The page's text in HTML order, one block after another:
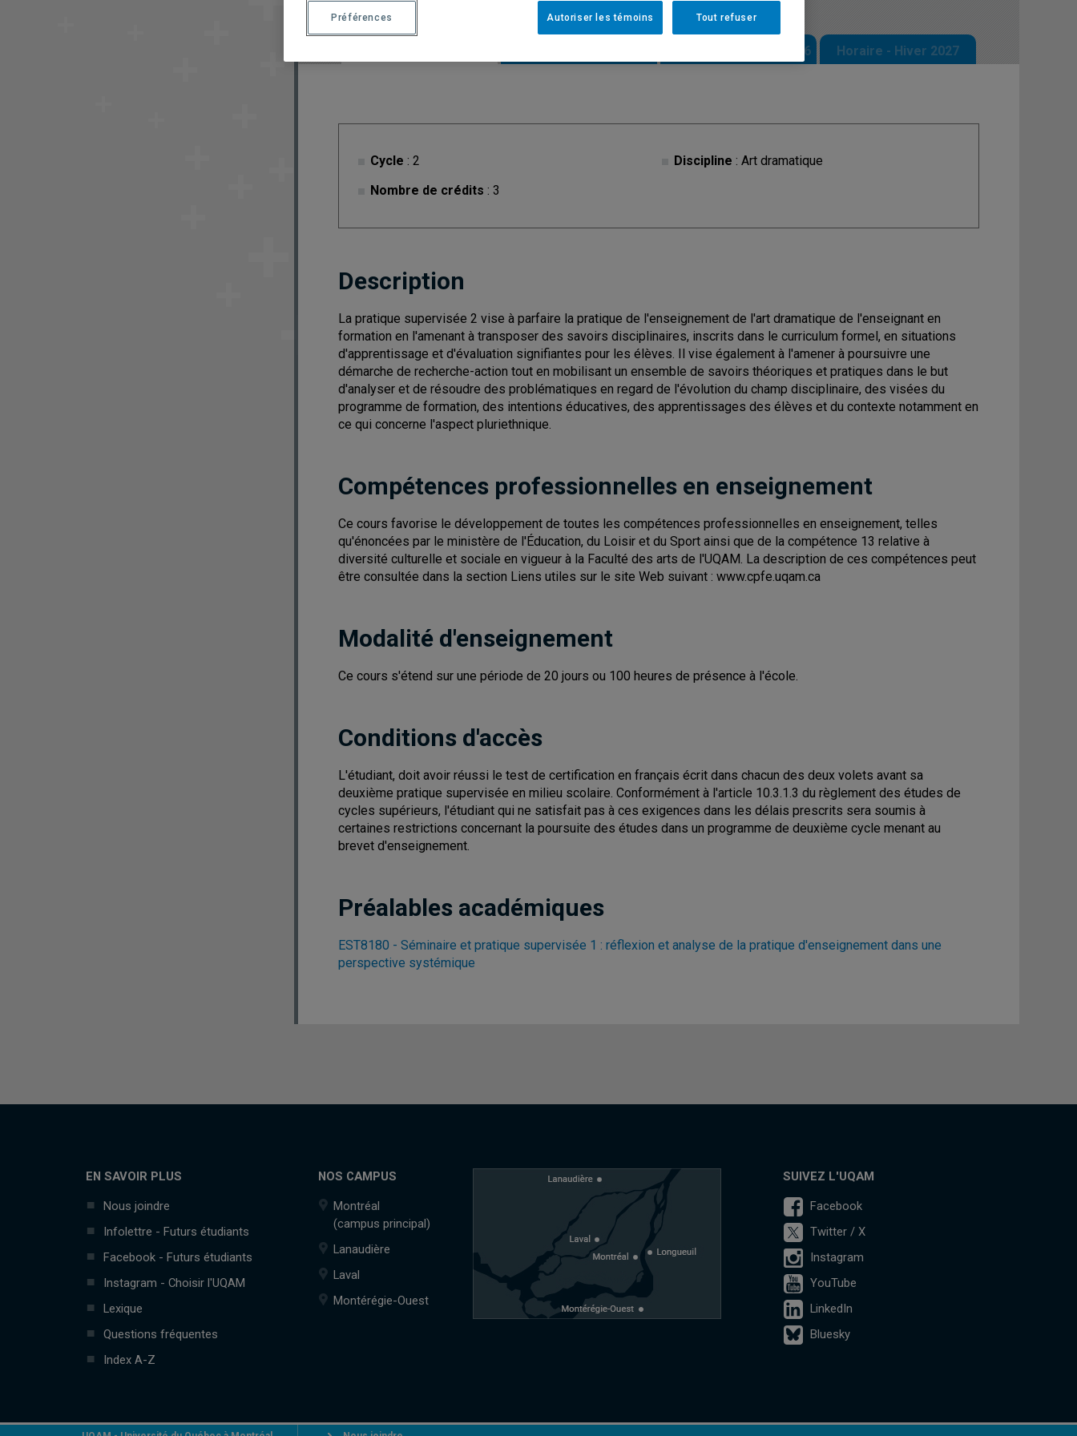
Horaire - Automne 2026 Horaire - Hiver 2027
Cycle : 2
Nombre de crédits : 3
Discipline : Art dramatique
Description
La pratique supervisée 2 vise à parfaire la pratique de l'enseignement de l'art dramatique de l'enseignant en
formation en l'amenant à transposer des savoirs disciplinaires, inscrits dans le curriculum formel, en situations
d'apprentissage et d'évaluation signifiantes pour les élèves. Il vise également à l'amener à poursuivre une
démarche de recherche-action tout en mobilisant un ensemble de savoirs théoriques et pratiques dans le but
d'analyser et de résoudre des problématiques en regard de l'évolution du champ disciplinaire, des visées du
programme de formation, des intentions éducatives, des apprentissages des élèves et du contexte notamment en
ce qui concerne l'aspect pluriethnique.
Compétences professionnelles en enseignement
Ce cours favorise le développement de toutes les compétences professionnelles en enseignement, telles
qu'énoncées par le ministère de l'Éducation, du Loisir et du Sport ainsi que de la compétence 13 relative à
diversité culturelle et sociale en vigueur à la Faculté des arts de l'UQAM. La description de ces compétences peut
être consultée dans la section Liens utiles sur le site Web suivant : www.cpfe.uqam.ca
Modalité d'enseignement
Ce cours s'étend sur une période de 20 jours ou 100 heures de présence à l'école.
Conditions d'accès
L'étudiant, doit avoir réussi le test de certification en français écrit dans chacun des deux volets avant sa
deuxième pratique supervisée en milieu scolaire. Conformément à l'article 10.3.1.3 du règlement des études de
cycles supérieurs, l'étudiant qui ne satisfait pas à ces exigences dans les délais prescrits sera soumis à
certaines restrictions concernant la poursuite des études dans un programme de deuxième cycle menant au
brevet d'enseignement.
Préalables académiques
EST8180 - Séminaire et pratique supervisée 1 : réflexion et analyse de la pratique d'enseignement dans une
perspective systémique
EN SAVOIR PLUS
Nous joindre
Infolettre - Futurs étudiants
Facebook - Futurs étudiants
Instagram - Choisir l'UQAM
Lexique
Questions fréquentes
Index A-Z
NOS CAMPUS
Montréal
(campus principal)
Lanaudière
Laval
Montérégie-Ouest
SUIVEZ L'UQAM
Facebook
Twitter / X
Instagram
YouTube
LinkedIn
Bluesky
Tout refuser
Autoriser les témoins
Préférences